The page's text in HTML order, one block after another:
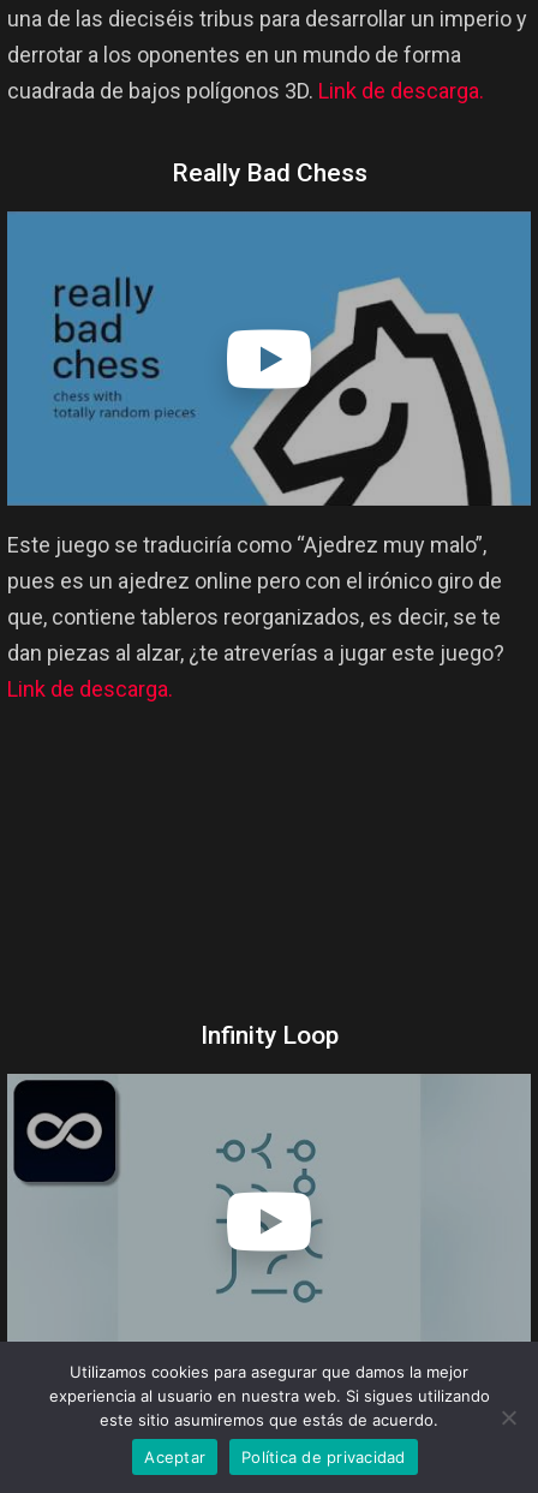
una de las dieciséis tribus para desarrollar un imperio y
derrotar a los oponentes en un mundo de forma
cuadrada de bajos polígonos 3D. Link de descarga.
Really Bad Chess
Este juego se traduciría como “Ajedrez muy malo”,
pues es un ajedrez online pero con el irónico giro de
que, contiene tableros reorganizados, es decir, se te
dan piezas al alzar, ¿te atreverías a jugar este juego?
Link de descarga.
Infinity Loop
Música y diseño minimalista. Solo debes tocar las
diferencias piezas para hacerlas rodar, de modo que
puedas conectarlas y crear un loop infinito. Infinito
Utilizamos cookies para asegurar que damos la mejor
experiencia al usuario en nuestra web. Si sigues utilizando
este sitio asumiremos que estás de acuerdo.
Aceptar
Política de privacidad